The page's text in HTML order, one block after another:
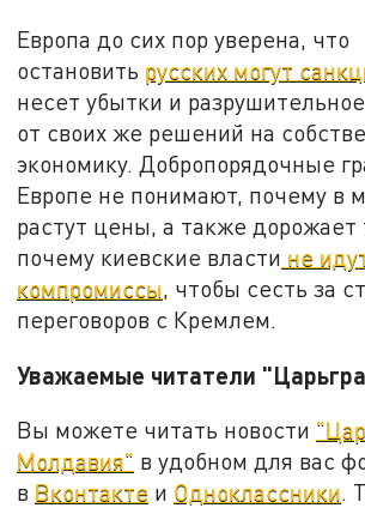
Европа до сих пор уверена, что
остановить русских могут
несет убытки и
от своих же решений на
экономику. Добропорядочные
Европе не понимают, почему в
растут цены, а также дорожает
почему киевские власти не
компромиссы, чтобы сесть за
переговоров с Кремлем.
Уважаемые читатели
Вы можете читать новости
Молдавия" в удобном для вас
в Вконтакте и Одноклассники.